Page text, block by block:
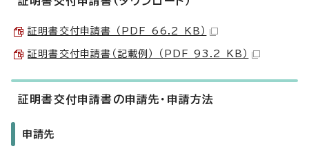
証明書交付申請書 （PDF 66.2 KB）
証明書交付申請書（記載例） （PDF 93.2 KB）
証明書交付申請書の申請先・申請方法
申請先